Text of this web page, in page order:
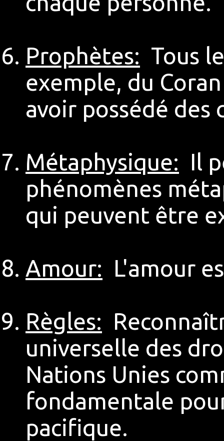
Prophètes: Tous
exemple, du
avoir possédé des
Métaphysique: Il
phénomènes
qui peuvent être
Amour: L'amour
Règles:
universelle des
Nations Unies
fondamentale
pacifique.